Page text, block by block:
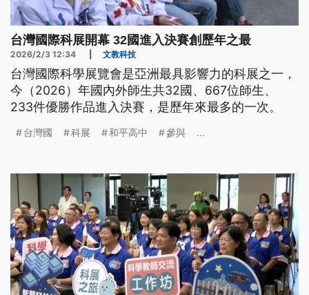
台灣國際科展開幕 32國進入決賽創歷年之最
2026/2/3 12:34 文教科技
台灣國際科學展覽會是亞洲最具影響力的科展之一，
今（2026）年國內外師生共32國、667位師生、
233件優勝作品進入決賽，是歷年來最多的一次。
台灣國 科展 和平高中 參與 ...